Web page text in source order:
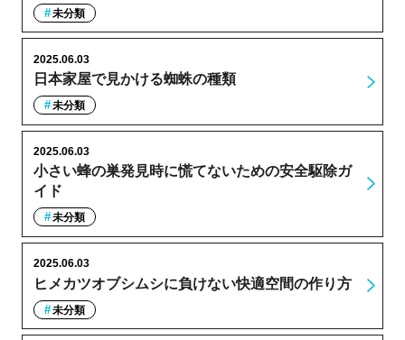
未分類
日本家屋で見かける蜘蛛の種類
2025.06.03
未分類
小さい蜂の巣発見時に慌てないための安全駆除ガ
イド
2025.06.03
未分類
ヒメカツオブシムシに負けない快適空間の作り方
2025.06.03
未分類